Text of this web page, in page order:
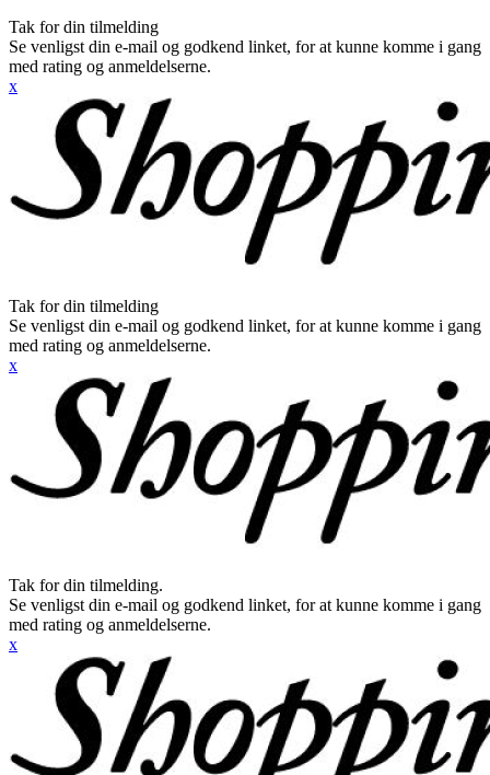
Tak for din tilmelding
Se venligst din e-mail og godkend linket, for at kunne komme i gang
med rating og anmeldelserne.
x
Tak for din tilmelding
Se venligst din e-mail og godkend linket, for at kunne komme i gang
med rating og anmeldelserne.
x
Tak for din tilmelding.
Se venligst din e-mail og godkend linket, for at kunne komme i gang
med rating og anmeldelserne.
x